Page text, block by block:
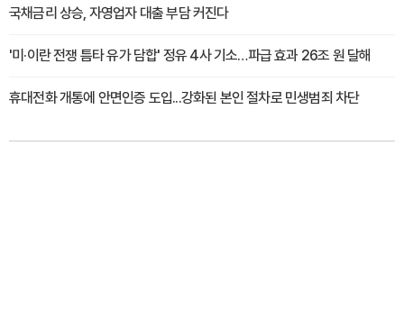
국채금리 상승, 자영업자 대출 부담 커진다
'미·이란 전쟁 틈타 유가 담합' 정유 4사 기소…파급 효과 26조 원 달해
휴대전화 개통에 안면인증 도입...강화된 본인 절차로 민생범죄 차단